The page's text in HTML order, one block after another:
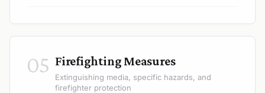
05 Firefighting Measures
Extinguishing media, specific hazards, and
firefighter protection